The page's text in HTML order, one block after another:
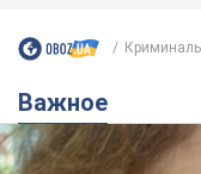
Важное